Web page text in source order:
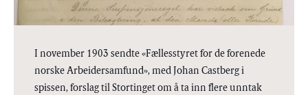
I november 1903 sendte «Fællesstyret for de forenede
norske Arbeidersamfund», med Johan Castberg i
spissen, forslag til Stortinget om å ta inn flere unntak